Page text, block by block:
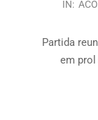
IN:
Partida
em prol